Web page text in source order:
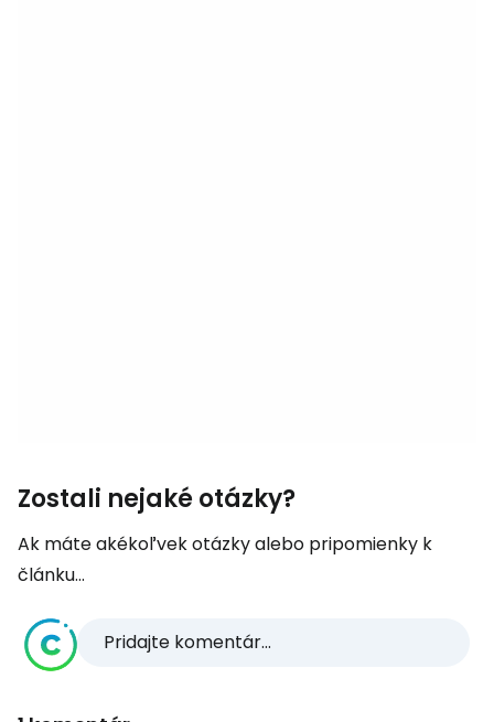
Zostali nejaké otázky?
Ak máte akékoľvek otázky alebo pripomienky k
článku...
Pridajte komentár...